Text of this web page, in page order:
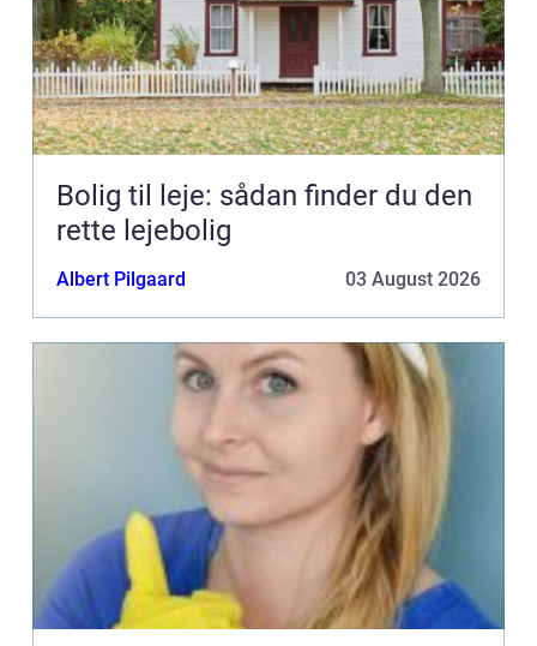
Bolig til leje: sådan finder du den
rette lejebolig
Albert Pilgaard 03 August 2026